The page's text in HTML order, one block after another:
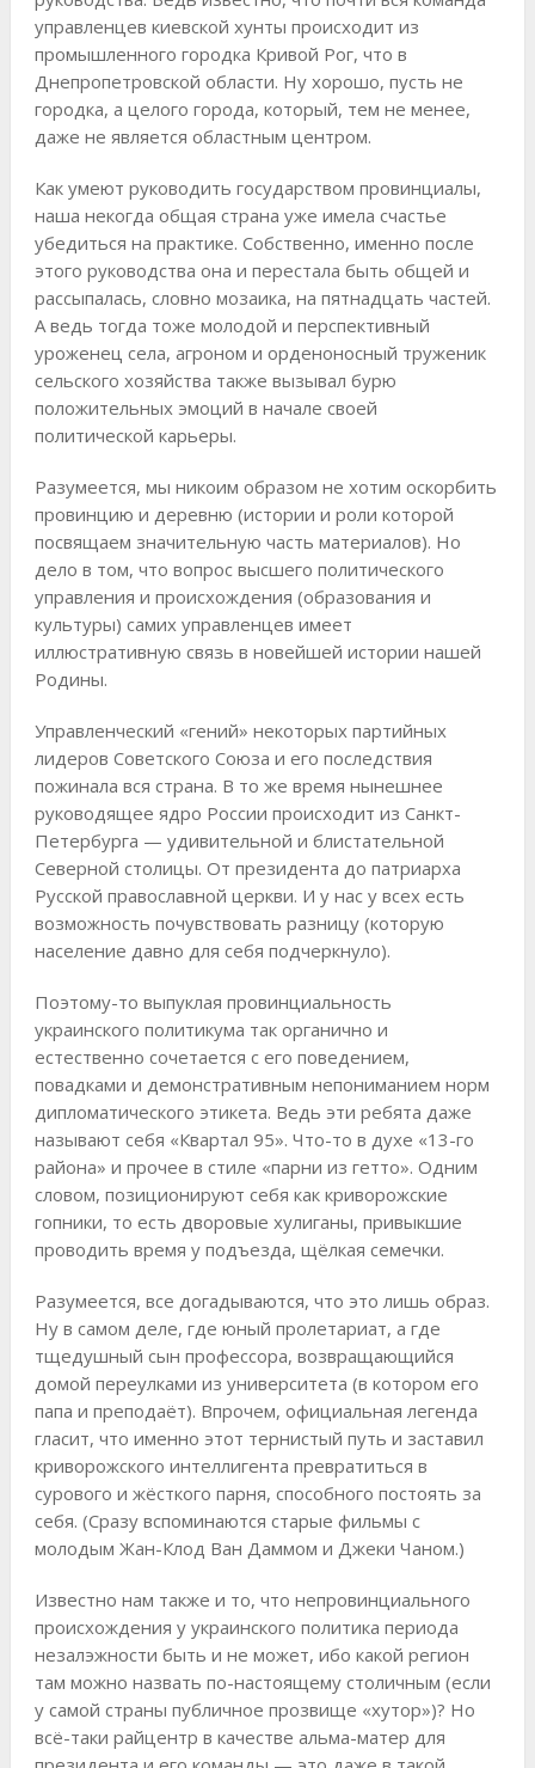
управленцев киевской хунты происходит из
промышленного городка Кривой Рог, что в
Днепропетровской области. Ну хорошо, пусть не
городка, а целого города, который, тем не менее,
даже не является областным центром.
Как умеют руководить государством провинциалы,
наша некогда общая страна уже имела счастье
убедиться на практике. Собственно, именно после
этого руководства она и перестала быть общей и
рассыпалась, словно мозаика, на пятнадцать частей.
А ведь тогда тоже молодой и перспективный
уроженец села, агроном и орденоносный труженик
сельского хозяйства также вызывал бурю
положительных эмоций в начале своей
политической карьеры.
Разумеется, мы никоим образом не хотим оскорбить
провинцию и деревню (истории и роли которой
посвящаем значительную часть материалов). Но
дело в том, что вопрос высшего политического
управления и происхождения (образования и
культуры) самих управленцев имеет
иллюстративную связь в новейшей истории нашей
Родины.
Управленческий «гений» некоторых партийных
лидеров Советского Союза и его последствия
пожинала вся страна. В то же время нынешнее
руководящее ядро России происходит из Санкт-
Петербурга — удивительной и блистательной
Северной столицы. От президента до патриарха
Русской православной церкви. И у нас у всех есть
возможность почувствовать разницу (которую
население давно для себя подчеркнуло).
Поэтому-то выпуклая провинциальность
украинского политикума так органично и
естественно сочетается с его поведением,
повадками и демонстративным непониманием норм
дипломатического этикета. Ведь эти ребята даже
называют себя «Квартал 95». Что-то в духе «13-го
района» и прочее в стиле «парни из гетто». Одним
словом, позиционируют себя как криворожские
гопники, то есть дворовые хулиганы, привыкшие
проводить время у подъезда, щёлкая семечки.
Разумеется, все догадываются, что это лишь образ.
Ну в самом деле, где юный пролетариат, а где
тщедушный сын профессора, возвращающийся
домой переулками из университета (в котором его
папа и преподаёт). Впрочем, официальная легенда
гласит, что именно этот тернистый путь и заставил
криворожского интеллигента превратиться в
сурового и жёсткого парня, способного постоять за
себя. (Сразу вспоминаются старые фильмы с
молодым Жан-Клод Ван Даммом и Джеки Чаном.)
Известно нам также и то, что непровинциального
происхождения у украинского политика периода
незалэжности быть и не может, ибо какой регион
там можно назвать по-настоящему столичным (если
у самой страны публичное прозвище «хутор»)? Но
всё-таки райцентр в качестве альма-матер для